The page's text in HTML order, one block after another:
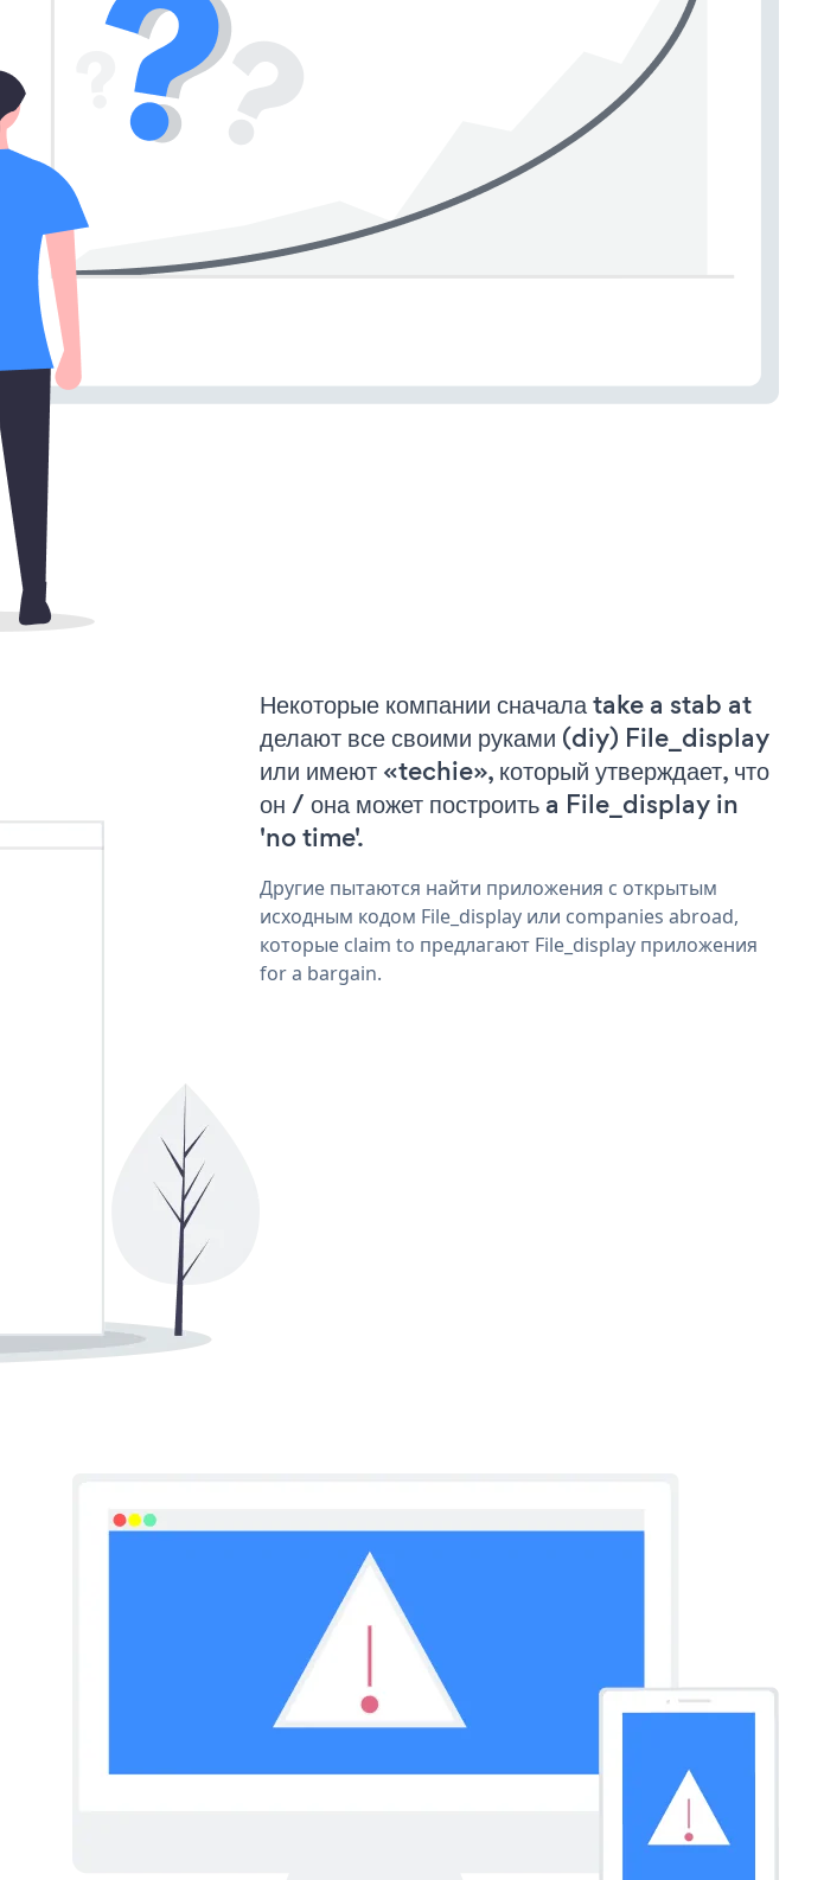
Некоторые компании сначала take a stab at
делают все своими руками (diy) File_display
или имеют «techie», который утверждает, что
он / она может построить a File_display in
'no time'.
Другие пытаются найти приложения с открытым
исходным кодом File_display или companies abroad,
которые claim to предлагают File_display приложения
for a bargain.